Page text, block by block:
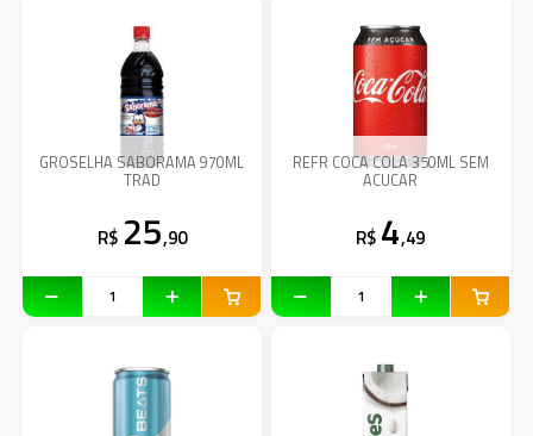
GROSELHA SABORAMA 970ML
TRAD
R$ 25,90
REFR COCA COLA 350ML SEM
ACUCAR
R$ 4,49